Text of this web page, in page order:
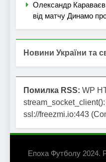
Олександр Караваєв
від матчу Динамо
Новини України та
Помилка RSS: WP
ssl://freezmi.io:443
Епоха Футболу 2024.